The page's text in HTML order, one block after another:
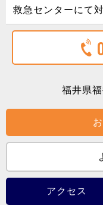
救急センターにて
福井県福
アクセス